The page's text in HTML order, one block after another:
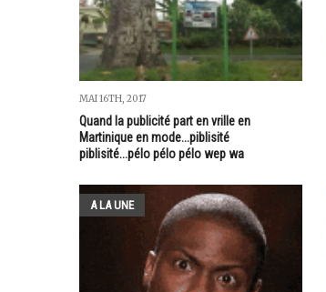
MAI 16TH, 2017
Quand la publicité part en vrille en
Martinique en mode...piblisité
piblisité...pélo pélo pélo wep wa
A LA UNE